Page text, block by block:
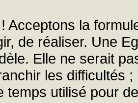
! Acceptons la
de réaliser. Une
Elle ne serait
les difficultés
temps utilisé pour